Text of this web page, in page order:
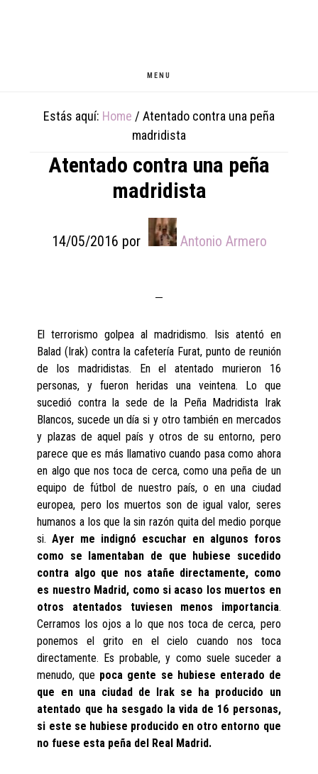
MENU
Estás aquí: Home / Atentado contra una peña
madridista
Atentado contra una peña
madridista
14/05/2016 por Antonio Armero
El terrorismo golpea al madridismo. Isis atentó en
Balad (Irak) contra la cafetería Furat, punto de reunión
de los madridistas. En el atentado murieron 16
personas, y fueron heridas una veintena. Lo que
sucedió contra la sede de la Peña Madridista Irak
Blancos, sucede un día si y otro también en mercados
y plazas de aquel país y otros de su entorno, pero
parece que es más llamativo cuando pasa como ahora
en algo que nos toca de cerca, como una peña de un
equipo de fútbol de nuestro país, o en una ciudad
europea, pero los muertos son de igual valor, seres
humanos a los que la sin razón quita del medio porque
si. Ayer me indignó escuchar en algunos foros
como se lamentaban de que hubiese sucedido
contra algo que nos atañe directamente, como
es nuestro Madrid, como si acaso los muertos en
otros atentados tuviesen menos importancia.
Cerramos los ojos a lo que nos toca de cerca, pero
ponemos el grito en el cielo cuando nos toca
directamente. Es probable, y como suele suceder a
menudo, que poca gente se hubiese enterado de
que en una ciudad de Irak se ha producido un
atentado que ha sesgado la vida de 16 personas,
si este se hubiese producido en otro entorno que
no fuese esta peña del Real Madrid.